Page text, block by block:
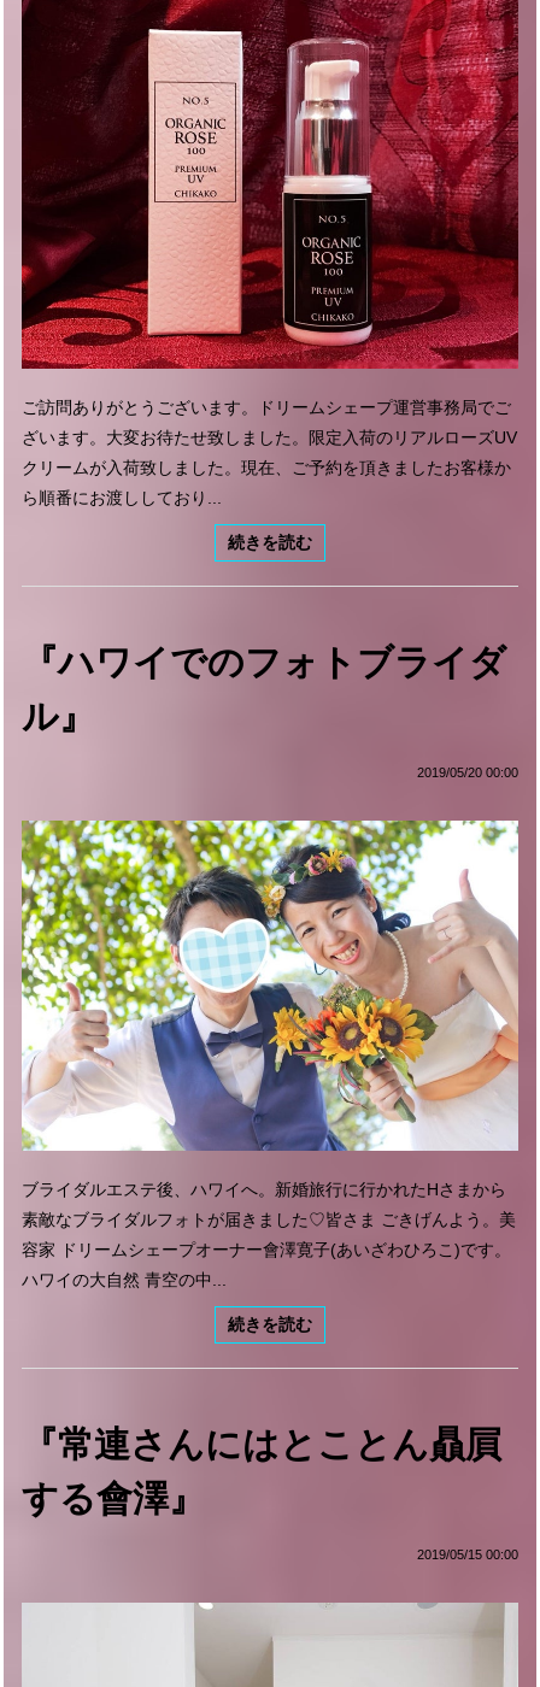
ご訪問ありがとうございます。ドリームシェープ運営事務局でご
ざいます。大変お待たせ致しました。限定入荷のリアルローズUV
クリームが入荷致しました。現在、ご予約を頂きましたお客様か
ら順番にお渡ししており...
続きを読む
『ハワイでのフォトブライダ
ル』
2019/05/20 00:00
ブライダルエステ後、ハワイへ。新婚旅行に行かれたHさまから
素敵なブライダルフォトが届きました♡皆さま ごきげんよう。美
容家 ドリームシェープオーナー會澤寛子(あいざわひろこ)です。
ハワイの大自然 青空の中...
続きを読む
『常連さんにはとことん贔屓
する會澤』
2019/05/15 00:00